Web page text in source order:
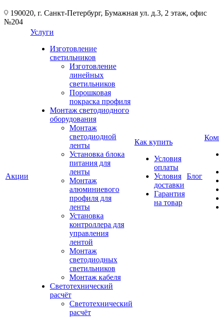
190020, г. Санкт-Петербург, Бумажная ул. д.3, 2 этаж, офис
№204
Акции
Услуги
Изготовление
светильников
Изготовление
линейных
светильников
Порошковая
покраска профиля
Монтаж светодиодного
оборудования
Монтаж
светодиодной
ленты
Установка блока
питания для
ленты
Монтаж
алюминиевого
профиля для
ленты
Установка
контроллера для
управления
лентой
Монтаж
светодиодных
светильников
Монтаж кабеля
Светотехнический
расчёт
Светотехнический
расчёт
Как купить
Условия
оплаты
Условия
доставки
Гарантия
на товар
Блог